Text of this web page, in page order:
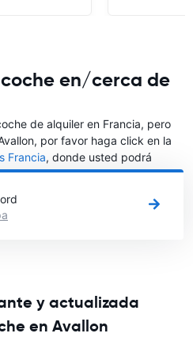
en/cerca de
de alquiler en Francia, pero
por favor haga click en la
Francia, donde usted podrá
desea alquilar un coche.
y actualizada
en Avallon